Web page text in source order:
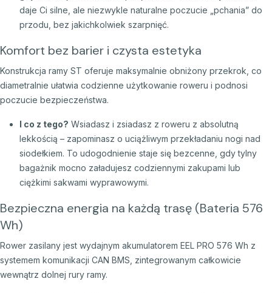
daje Ci silne, ale niezwykle naturalne poczucie „pchania” do
przodu, bez jakichkolwiek szarpnięć.
Komfort bez barier i czysta estetyka
Konstrukcja ramy ST oferuje maksymalnie obniżony przekrok, co
diametralnie ułatwia codzienne użytkowanie roweru i podnosi
poczucie bezpieczeństwa.
I co z tego? Wsiadasz i zsiadasz z roweru z absolutną
lekkością – zapominasz o uciążliwym przekładaniu nogi nad
siodełkiem. To udogodnienie staje się bezcenne, gdy tylny
bagażnik mocno załadujesz codziennymi zakupami lub
ciężkimi sakwami wyprawowymi.
Bezpieczna energia na każdą trasę (Bateria 576
Wh)
Rower zasilany jest wydajnym akumulatorem EEL PRO 576 Wh z
systemem komunikacji CAN BMS, zintegrowanym całkowicie
wewnątrz dolnej rury ramy.